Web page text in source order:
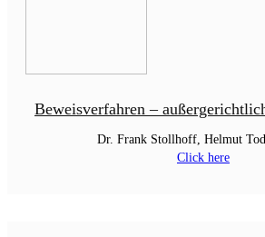
Beweisverfahren –
Dr. Frank Stollhoff, Helmut
Click here